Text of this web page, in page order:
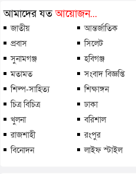
আমাদের যতআয়োজন...
জাতীয় আন্তর্জাতিক
প্রবাস
সিলেট
সুনামগঞ্জ
হবিগঞ্জ
মতামত
সংবাদ বিজ্ঞপ্তি
শিল্প-সাহিত্য
শিক্ষাঙ্গন
চিত্র বিচিত্র
ঢাকা
খুলনা
বরিশাল
রাজশাহী
রংপুর
বিনোদন
লাইফ স্টাইল